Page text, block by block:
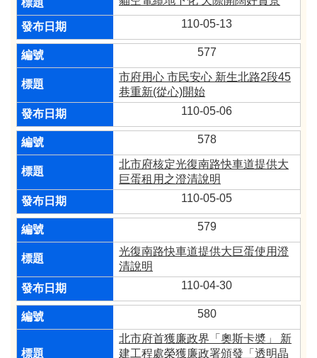
110-05-13
577
市府用心 市民安心 新生北路2段45
巷重新(從心)開始
110-05-06
578
北市府核定光復南路快車道提供大
巨蛋租用之澄清說明
110-05-05
579
光復南路快車道提供大巨蛋使用澄
清說明
110-04-30
580
北市府首獲廉政界「奧斯卡奬」 新
建工程處榮獲廉政署頒發「透明晶